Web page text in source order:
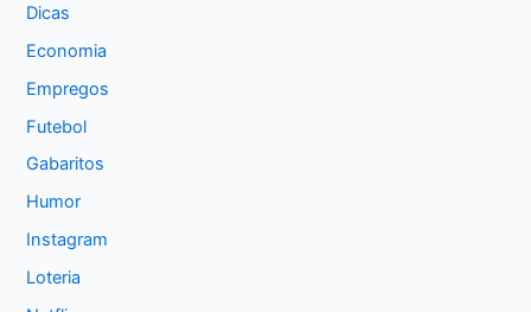
Dicas
Economia
Empregos
Futebol
Gabaritos
Humor
Instagram
Loteria